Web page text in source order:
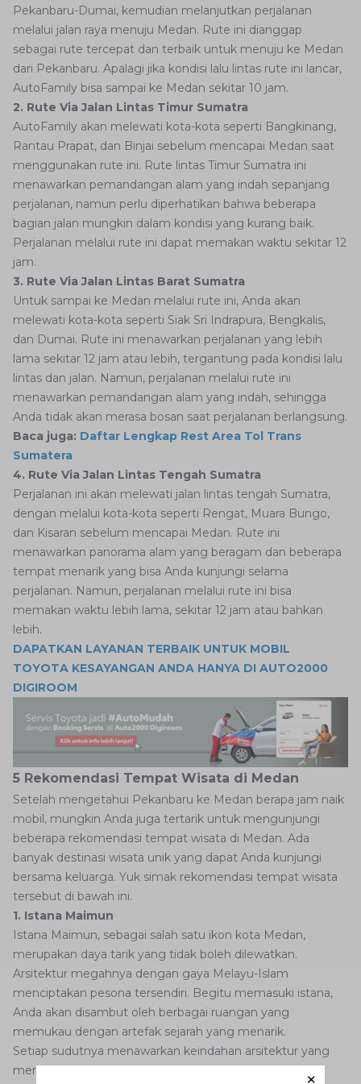
Pekanbaru-Dumai, kemudian melanjutkan perjalanan
melalui jalan raya menuju Medan. Rute ini dianggap
sebagai rute tercepat dan terbaik untuk menuju ke Medan
dari Pekanbaru. Apalagi jika kondisi lalu lintas rute ini lancar,
AutoFamily bisa sampai ke Medan sekitar 10 jam.
2. Rute Via Jalan Lintas Timur Sumatra
AutoFamily akan melewati kota-kota seperti Bangkinang,
Rantau Prapat, dan Binjai sebelum mencapai Medan saat
menggunakan rute ini. Rute lintas Timur Sumatra ini
menawarkan pemandangan alam yang indah sepanjang
perjalanan, namun perlu diperhatikan bahwa beberapa
bagian jalan mungkin dalam kondisi yang kurang baik.
Perjalanan melalui rute ini dapat memakan waktu sekitar 12
jam.
3. Rute Via Jalan Lintas Barat Sumatra
Untuk sampai ke Medan melalui rute ini, Anda akan
melewati kota-kota seperti Siak Sri Indrapura, Bengkalis,
dan Dumai. Rute ini menawarkan perjalanan yang lebih
lama sekitar 12 jam atau lebih, tergantung pada kondisi lalu
lintas dan jalan. Namun, perjalanan melalui rute ini
menawarkan pemandangan alam yang indah, sehingga
Anda tidak akan merasa bosan saat perjalanan berlangsung.
Baca juga: Daftar Lengkap Rest Area Tol Trans
Sumatera
4. Rute Via Jalan Lintas Tengah Sumatra
Perjalanan ini akan melewati jalan lintas tengah Sumatra,
dengan melalui kota-kota seperti Rengat, Muara Bungo,
dan Kisaran sebelum mencapai Medan. Rute ini
menawarkan panorama alam yang beragam dan beberapa
tempat menarik yang bisa Anda kunjungi selama
perjalanan. Namun, perjalanan melalui rute ini bisa
memakan waktu lebih lama, sekitar 12 jam atau bahkan
lebih.
DAPATKAN LAYANAN TERBAIK UNTUK MOBIL
TOYOTA KESAYANGAN ANDA HANYA DI AUTO2000
DIGIROOM
5 Rekomendasi Tempat Wisata di Medan
Setelah mengetahui Pekanbaru ke Medan berapa jam naik
mobil, mungkin Anda juga tertarik untuk mengunjungi
beberapa rekomendasi tempat wisata di Medan. Ada
banyak destinasi wisata unik yang dapat Anda kunjungi
bersama keluarga. Yuk simak rekomendasi tempat wisata
tersebut di bawah ini.
1. Istana Maimun
Istana Maimun, sebagai salah satu ikon kota Medan,
merupakan daya tarik yang tidak boleh dilewatkan.
Arsitektur megahnya dengan gaya Melayu-Islam
menciptakan pesona tersendiri. Begitu memasuki istana,
Anda akan disambut oleh berbagai ruangan yang
memukau dengan artefak sejarah yang menarik.
Setiap sudutnya menawarkan keindahan arsitektur yang
memesona. Anda dapat menjelajahi setiap ruangan